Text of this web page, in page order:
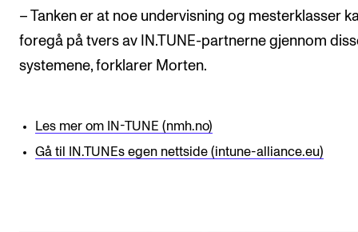
– Tanken er at noe undervisning og mesterklasser
foregå på tvers av IN.TUNE-partnerne gjennom
systemene, forklarer Morten.
Les mer om IN-TUNE (nmh.no)
Gå til IN.TUNEs egen nettside (intune-alliance.eu)